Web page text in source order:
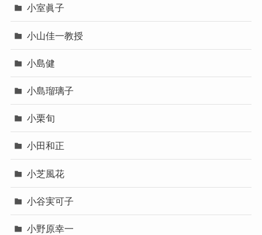
小室眞子
小山佳一教授
小島健
小島瑠璃子
小栗旬
小田和正
小芝風花
小谷実可子
小野原幸一